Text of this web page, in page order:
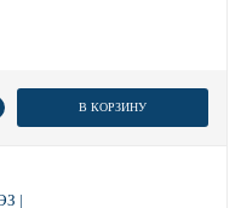
В КОРЗИНУ